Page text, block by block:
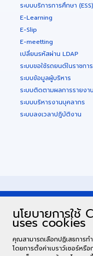
ระบบบริการการศึกษา (ESS)
E-Learning
E-Slip
E-meetting
เปลี่ยนรหัสผ่าน LDAP
ระบบขอใช้รถยนต์ในราชการ
ระบบข้อมูลผู้บริหาร
ระบบติดตามผลการรายงา
ระบบบริหารงานบุคลากร
ระบบลงเวลาปฎิบัติงาน
นโยบายการใ
uses cookies
คุณสามารถเลือกปฏิเสธการ
โดยการตั้งค่าเบราว์เซอร์หรื